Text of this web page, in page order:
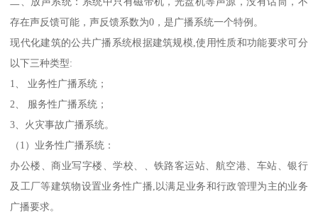
存在声反馈可能，声反馈系数为0，是广播系统一个特例。
现代化建筑的公共广播系统根据建筑规模,使用性质和功能要求可分
以下三种类型:
1、 业务性广播系统；
2、 服务性广播系统；
3、火灾事故广播系统。
（1）业务性广播系统：
办公楼、商业写字楼、学校、、铁路客运站、航空港、车站、银行
及工厂等建筑物设置业务性广播,以满足业务和行政管理为主的业务
广播要求。